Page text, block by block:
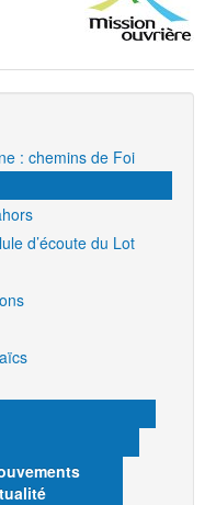
: chemins de Foi
d’écoute du Lot